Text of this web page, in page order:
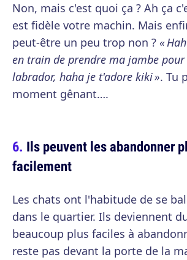
Non, mais c'est quoi ça ? Ah ça
est fidèle votre machin. Mais
peut-être un peu trop non ? «
en train de prendre ma jambe
labrador, haha je t'adore kiki ». Tu
moment gênant….
Ils peuvent les abandonner
facilement
Les chats ont l'habitude de se
dans le quartier. Ils deviennent
beaucoup plus faciles à
reste pas devant la porte de la